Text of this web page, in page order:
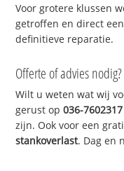
Voor grotere klussen
getroffen en direct
definitieve reparatie.
Offerte of advies nodig?
Wilt u weten wat wij
gerust op036-7602317
zijn. Ook voor een
stankoverlast. Dag en